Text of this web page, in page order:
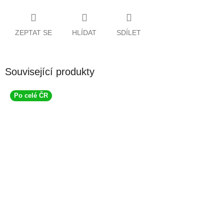
ZEPTAT SE HLÍDAT SDÍLET
Související produkty
Po celé ČR